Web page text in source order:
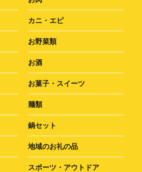
カニ・エビ
お野菜類
お酒
お菓子・スイーツ
麺類
鍋セット
地域のお礼の品
スポーツ・アウトドア